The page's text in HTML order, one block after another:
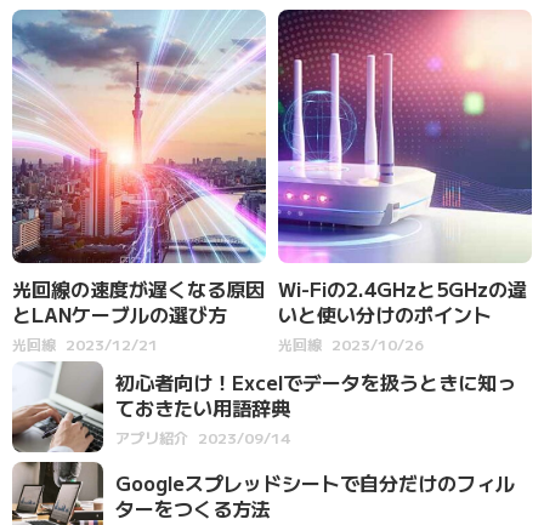
光回線の速度が遅くなる原因
とLANケーブルの選び方
光回線 2023/12/21
Wi-Fiの2.4GHzと5GHzの違
いと使い分けのポイント
光回線 2023/10/26
初心者向け！Excelでデータを扱うときに知っ
ておきたい用語辞典
アプリ紹介 2023/09/14
Googleスプレッドシートで自分だけのフィル
ターをつくる方法